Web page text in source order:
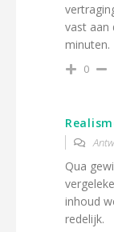
vast aan
minuten.
0
Qua
inhoud
redelijk.